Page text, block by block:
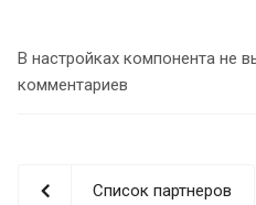
В настройках компонента не
комментариев
Список партнеров